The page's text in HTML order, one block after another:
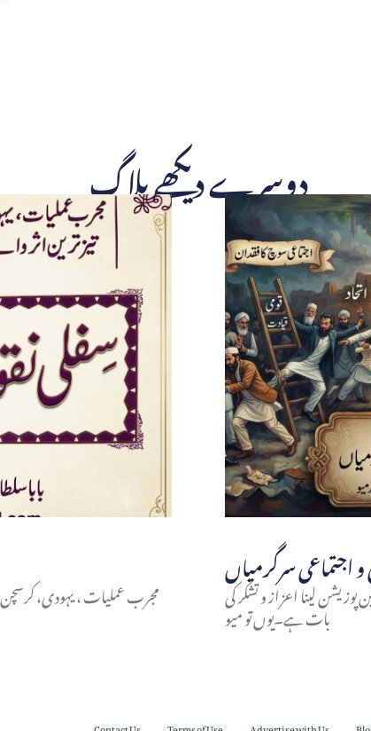
دوسرے دیکھے بلاگ
مجرب عملیات ، یہودی، کرسچن پوزیشن لینا اعزاز و تشکر کی
بات ہے۔یوں تو میو